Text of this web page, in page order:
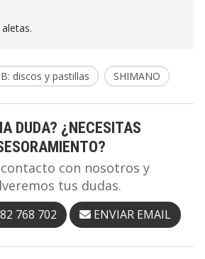
discos y pastillas SHIMANO
DUDA? ¿NECESITAS
con nosotros y
tus dudas.
768 702 ENVIAR EMAIL